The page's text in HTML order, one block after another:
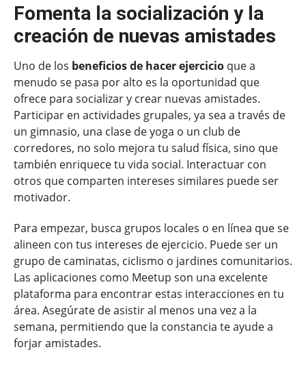
Fomenta la socialización y la
creación de nuevas amistades
Uno de los beneficios de hacer ejercicio que a
menudo se pasa por alto es la oportunidad que
ofrece para socializar y crear nuevas amistades.
Participar en actividades grupales, ya sea a través de
un gimnasio, una clase de yoga o un club de
corredores, no solo mejora tu salud física, sino que
también enriquece tu vida social. Interactuar con
otros que comparten intereses similares puede ser
motivador.
Para empezar, busca grupos locales o en línea que se
alineen con tus intereses de ejercicio. Puede ser un
grupo de caminatas, ciclismo o jardines comunitarios.
Las aplicaciones como Meetup son una excelente
plataforma para encontrar estas interacciones en tu
área. Asegúrate de asistir al menos una vez a la
semana, permitiendo que la constancia te ayude a
forjar amistades.